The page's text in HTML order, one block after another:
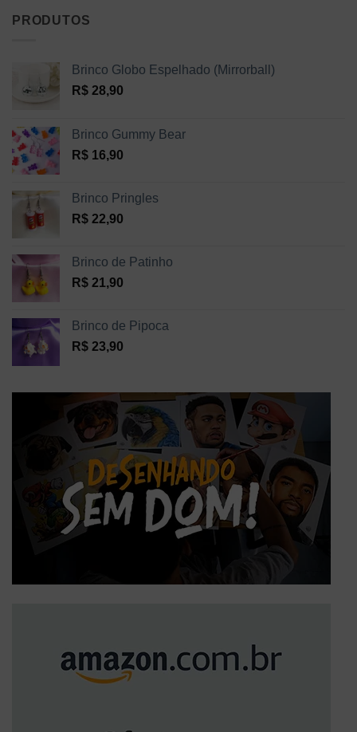
PRODUTOS
Brinco Globo Espelhado (Mirrorball)
R$ 28,90
Brinco Gummy Bear
R$ 16,90
Brinco Pringles
R$ 22,90
Brinco de Patinho
R$ 21,90
Brinco de Pipoca
R$ 23,90